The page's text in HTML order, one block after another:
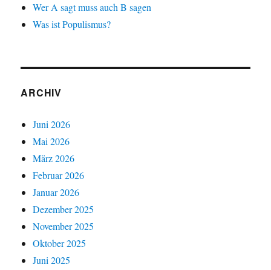
Wer A sagt muss auch B sagen
Was ist Populismus?
ARCHIV
Juni 2026
Mai 2026
März 2026
Februar 2026
Januar 2026
Dezember 2025
November 2025
Oktober 2025
Juni 2025